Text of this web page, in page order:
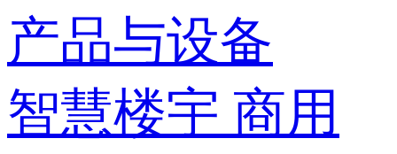
产品与设备
智慧楼宇 商用